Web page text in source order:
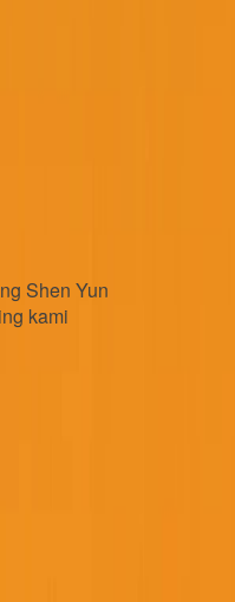
Shen Yun
kami